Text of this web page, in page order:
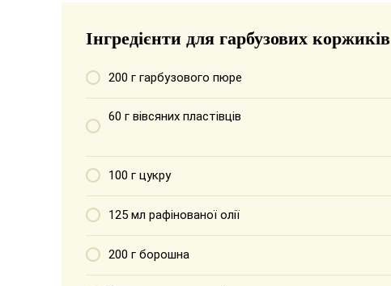
Інгредієнти для гарбузових коржиків
200 г гарбузового пюре
60 г вівсяних пластівців
100 г цукру
125 мл рафінованої олії
200 г борошна